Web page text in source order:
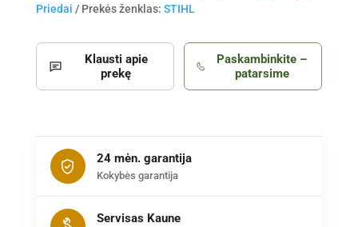
Priedai
Prekės ženklas: STIHL
Klausti apie
prekę
Paskambinkite –
patarsime
24 mėn. garantija
Kokybės garantija
Servisas Kaune